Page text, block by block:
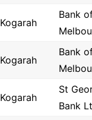
Kogarah
Bank
Kogarah
Bank
Kogarah
St
Bank